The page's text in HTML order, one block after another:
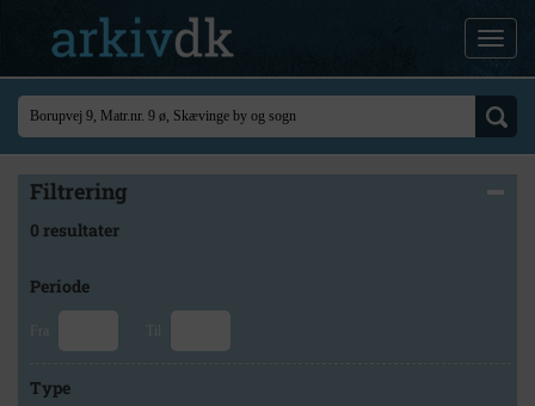
Filtrering
0 resultater
Periode
Fra Til
Type